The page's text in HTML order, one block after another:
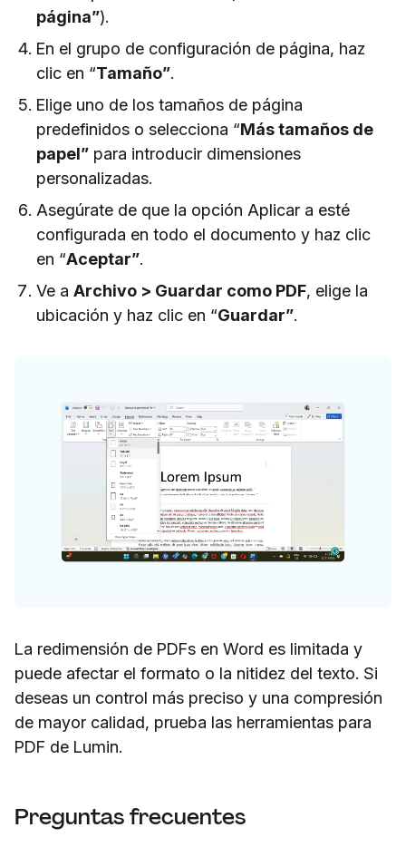
página”).
En el grupo de configuración de página, haz
clic en “Tamaño”.
Elige uno de los tamaños de página
predefinidos o selecciona “Más tamaños de
papel” para introducir dimensiones
personalizadas.
Asegúrate de que la opción Aplicar a esté
configurada en todo el documento y haz clic
en “Aceptar”.
Ve a Archivo > Guardar como PDF, elige la
ubicación y haz clic en “Guardar”.
La redimensión de PDFs en Word es limitada y
puede afectar el formato o la nitidez del texto. Si
deseas un control más preciso y una compresión
de mayor calidad, prueba las herramientas para
PDF de Lumin.
Preguntas frecuentes